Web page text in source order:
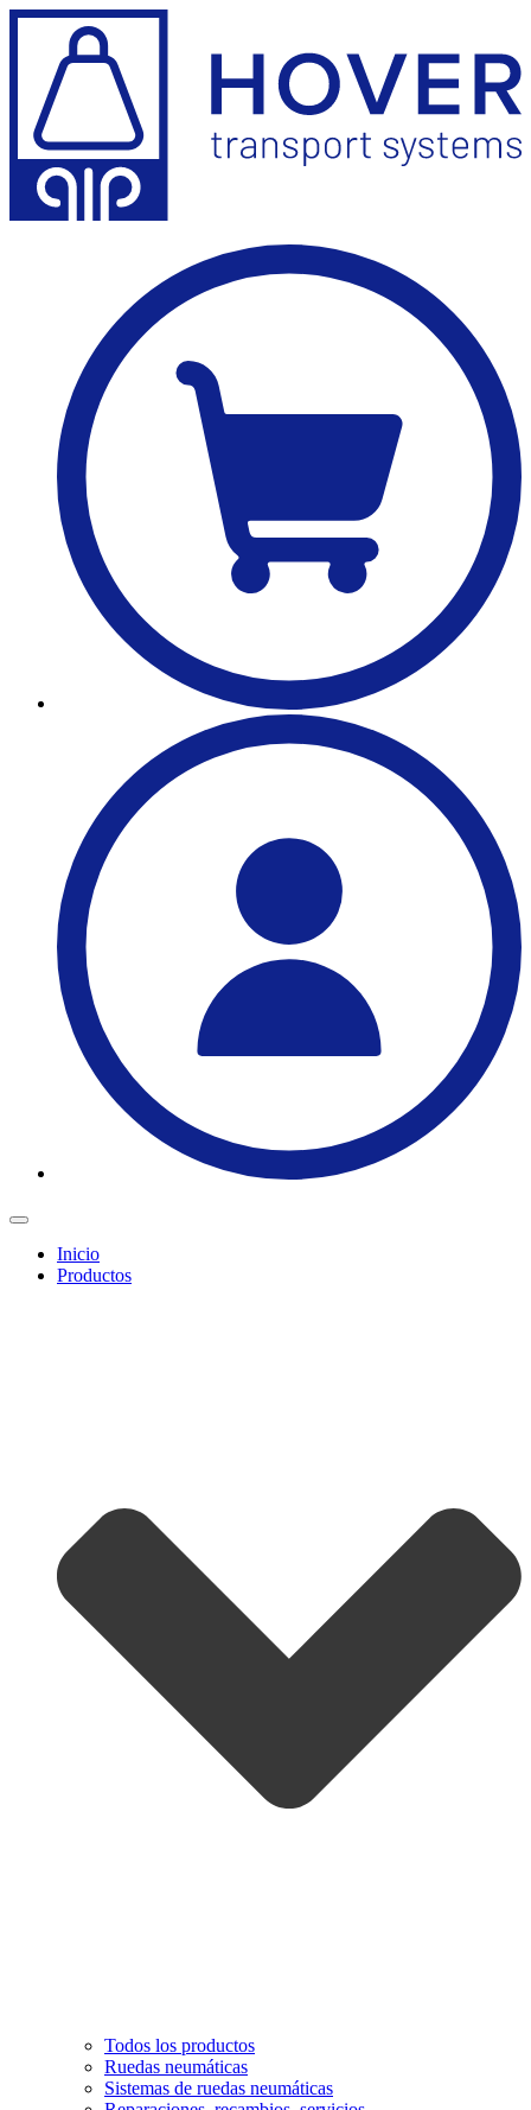
Inicio
Productos
Todos los productos
Ruedas neumáticas
Sistemas de ruedas neumáticas